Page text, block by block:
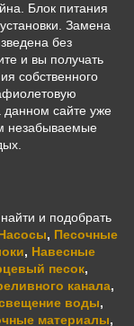
Блок питания
Замена
без
и вы получать
собственного
данном сайте уже
незабываемые
и подобрать
, Песочные
, Навесные
песок,
канала,
воды,
материалы,